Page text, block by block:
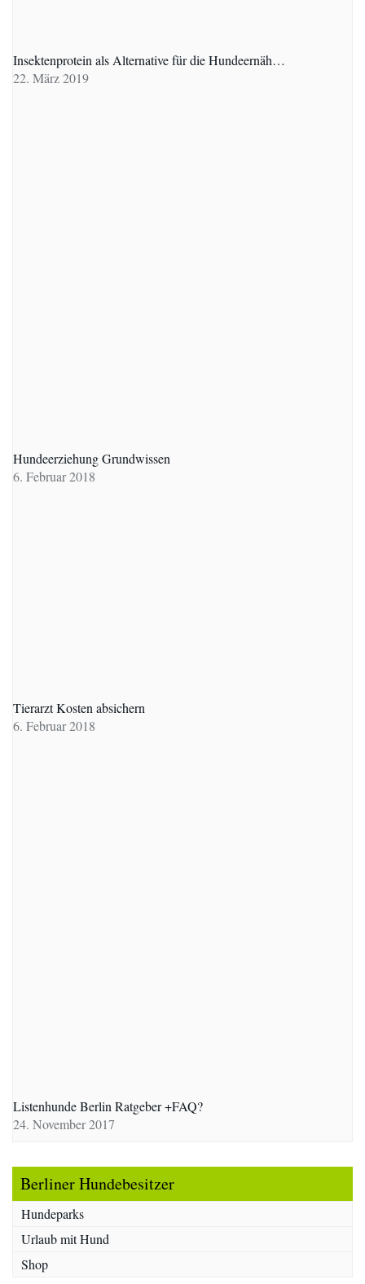
Insektenprotein als Alternative für die Hundeernäh…
22. März 2019
Hundeerziehung Grundwissen
6. Februar 2018
Tierarzt Kosten absichern
6. Februar 2018
Listenhunde Berlin Ratgeber +FAQ?
24. November 2017
Berliner Hundebesitzer
Hundeparks
Urlaub mit Hund
Shop